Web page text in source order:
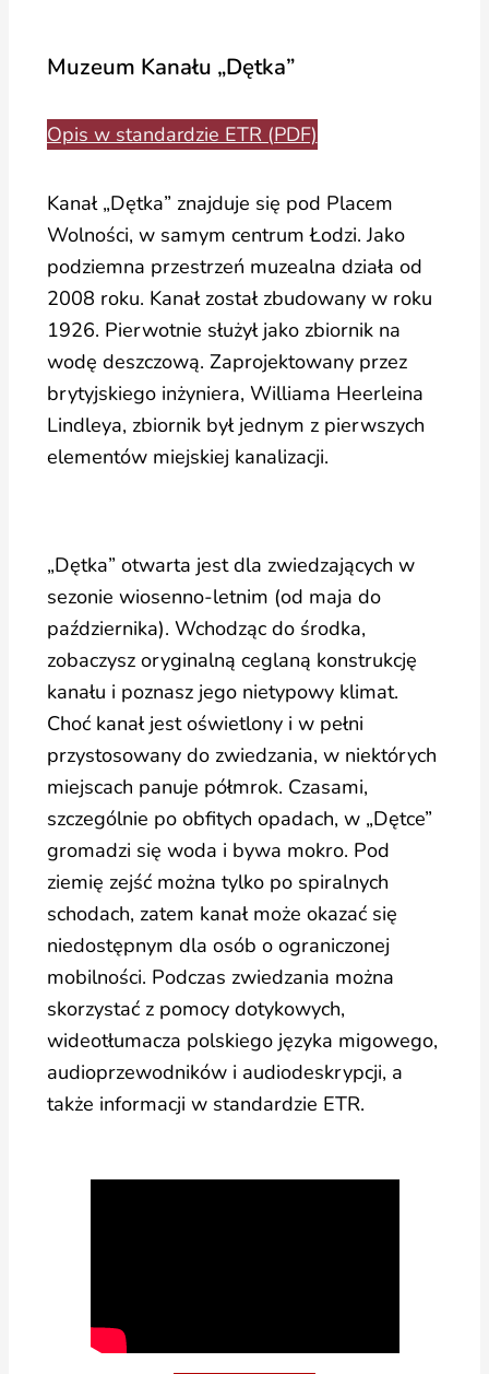
Muzeum Kanału „Dętka”
Opis w standardzie ETR (PDF)
Kanał „Dętka” znajduje się pod Placem
Wolności, w samym centrum Łodzi. Jako
podziemna przestrzeń muzealna działa od
2008 roku. Kanał został zbudowany w roku
1926. Pierwotnie służył jako zbiornik na
wodę deszczową. Zaprojektowany przez
brytyjskiego inżyniera, Williama Heerleina
Lindleya, zbiornik był jednym z pierwszych
elementów miejskiej kanalizacji.
„Dętka” otwarta jest dla zwiedzających w
sezonie wiosenno-letnim (od maja do
października). Wchodząc do środka,
zobaczysz oryginalną ceglaną konstrukcję
kanału i poznasz jego nietypowy klimat.
Choć kanał jest oświetlony i w pełni
przystosowany do zwiedzania, w niektórych
miejscach panuje półmrok. Czasami,
szczególnie po obfitych opadach, w „Dętce”
gromadzi się woda i bywa mokro. Pod
ziemię zejść można tylko po spiralnych
schodach, zatem kanał może okazać się
niedostępnym dla osób o ograniczonej
mobilności. Podczas zwiedzania można
skorzystać z pomocy dotykowych,
wideotłumacza polskiego języka migowego,
audioprzewodników i audiodeskrypcji, a
także informacji w standardzie ETR.